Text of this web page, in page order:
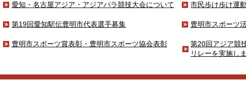
愛知・名古屋アジア・アジアパラ競技大会について 市民歩け歩け運動
第19回愛知駅伝豊明市代表選手募集 豊明市スポーツ
豊明市スポーツ賞表彰・豊明市スポーツ協会表彰
第20回アジア競
リレーを実施し